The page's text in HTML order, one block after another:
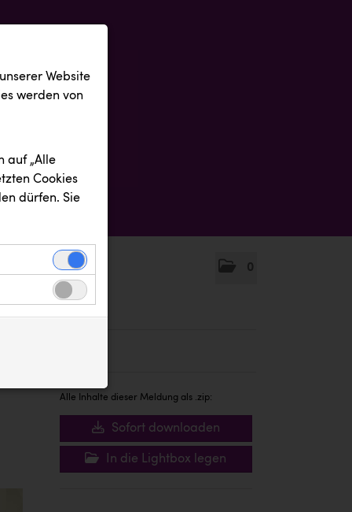
0
Alle Inhalte dieser Meldung als .zip:
Sofort downloaden
In die Lightbox legen
Website
werden von
auf „Alle
Cookies
dürfen. Sie
Website